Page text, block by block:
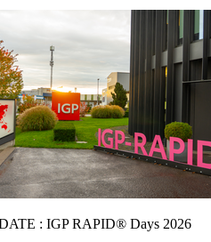
: IGP RAPID® Days 2026